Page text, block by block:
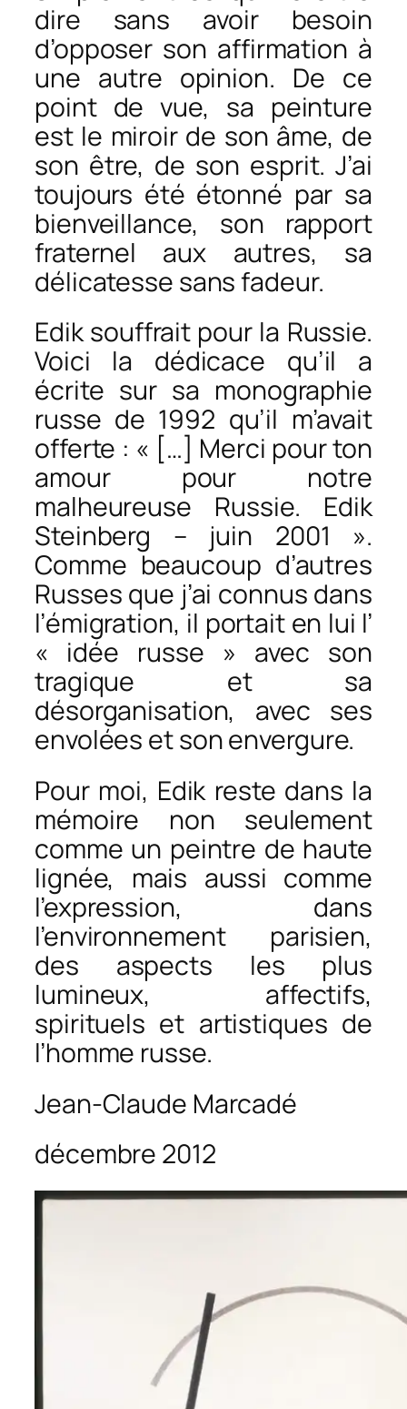
dire sans avoir besoin
d’opposer son affirmation à
une autre opinion. De ce
point de vue, sa peinture
est le miroir de son âme, de
son être, de son esprit. J’ai
toujours été étonné par sa
bienveillance, son rapport
fraternel aux autres, sa
délicatesse sans fadeur.
Edik souffrait pour la Russie.
Voici la dédicace qu’il a
écrite sur sa monographie
russe de 1992 qu’il m’avait
offerte : « […] Merci pour ton
amour pour notre
malheureuse Russie. Edik
Steinberg – juin 2001 ».
Comme beaucoup d’autres
Russes que j’ai connus dans
l’émigration, il portait en lui l’
« idée russe » avec son
tragique et sa
désorganisation, avec ses
envolées et son envergure.
Pour moi, Edik reste dans la
mémoire non seulement
comme un peintre de haute
lignée, mais aussi comme
l’expression, dans
l’environnement parisien,
des aspects les plus
lumineux, affectifs,
spirituels et artistiques de
l’homme russe.
Jean-Claude Marcadé
décembre 2012